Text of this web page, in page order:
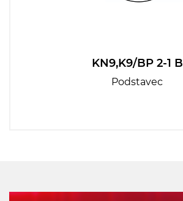
KN9,K9/BP 2-1 B
Podstavec